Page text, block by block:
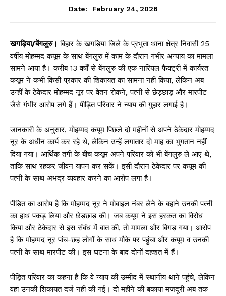
Date:
February 24, 2026
खगड़िया/बेंगलुरु। बिहार के खगड़िया जिले के प्रभुता थाना क्षेत्र निवासी 25
वर्षीय मोहम्मद कयूम के साथ बेंगलुरु में काम के दौरान गंभीर अन्याय का मामला
सामने आया है। करीब 13 वर्षों से बेंगलुरु की एक नारियल फैक्ट्री में कार्यरत
कयूम ने कभी किसी प्रकार की शिकायत का सामना नहीं किया, लेकिन अब
उन्हीं के ठेकेदार मोहम्मद नूर पर वेतन रोकने, पत्नी से छेड़छाड़ और मारपीट
जैसे गंभीर आरोप लगे हैं। पीड़ित परिवार ने न्याय की गुहार लगाई है।
जानकारी के अनुसार, मोहम्मद कयूम पिछले दो महीनों से अपने ठेकेदार मोहम्मद
नूर के अधीन कार्य कर रहे थे, लेकिन उन्हें लगातार दो माह का भुगतान नहीं
दिया गया। आर्थिक तंगी के बीच कयूम अपने परिवार को भी बेंगलुरु ले आए थे,
ताकि साथ रहकर जीवन यापन कर सकें। इसी दौरान ठेकेदार पर कयूम की
पत्नी के साथ अभद्र व्यवहार करने का आरोप लगा है।
पीड़ित का आरोप है कि मोहम्मद नूर ने मोबाइल नंबर लेने के बहाने उनकी पत्नी
का हाथ पकड़ लिया और छेड़छाड़ की। जब कयूम ने इस हरकत का विरोध
किया और ठेकेदार से इस संबंध में बात की, तो मामला और बिगड़ गया। आरोप
है कि मोहम्मद नूर पांच-छह लोगों के साथ मौके पर पहुंचा और कयूम व उनकी
पत्नी के साथ मारपीट की। इस घटना के बाद दोनों दहशत में हैं।
पीड़ित परिवार का कहना है कि वे न्याय की उम्मीद में स्थानीय थाने पहुंचे, लेकिन
वहां उनकी शिकायत दर्ज नहीं की गई। दो महीने की बकाया मजदूरी अब तक